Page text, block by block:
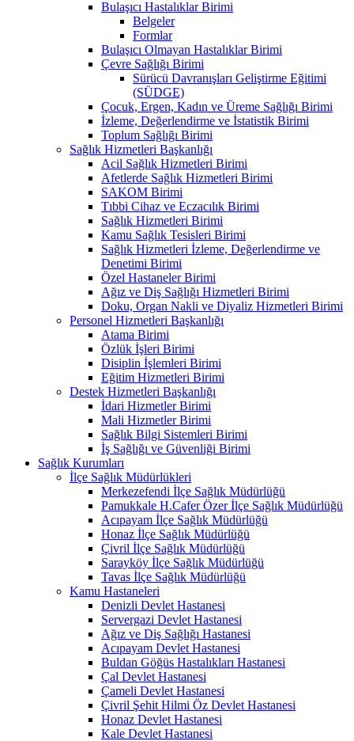
Bulaşıcı Hastalıklar Birimi
Belgeler
Formlar
Bulaşıcı Olmayan Hastalıklar Birimi
Çevre Sağlığı Birimi
Sürücü Davranışları Geliştirme Eğitimi
(SÜDGE)
Çocuk, Ergen, Kadın ve Üreme Sağlığı Birimi
İzleme, Değerlendirme ve İstatistik Birimi
Toplum Sağlığı Birimi
Sağlık Hizmetleri Başkanlığı
Acil Sağlık Hizmetleri Birimi
Afetlerde Sağlık Hizmetleri Birimi
SAKOM Birimi
Tıbbi Cihaz ve Eczacılık Birimi
Sağlık Hizmetleri Birimi
Kamu Sağlık Tesisleri Birimi
Sağlık Hizmetleri İzleme, Değerlendirme ve
Denetimi Birimi
Özel Hastaneler Birimi
Ağız ve Diş Sağlığı Hizmetleri Birimi
Doku, Organ Nakli ve Diyaliz Hizmetleri Birimi
Personel Hizmetleri Başkanlığı
Atama Birimi
Özlük İşleri Birimi
Disiplin İşlemleri Birimi
Eğitim Hizmetleri Birimi
Destek Hizmetleri Başkanlığı
İdari Hizmetler Birimi
Mali Hizmetler Birimi
Sağlık Bilgi Sistemleri Birimi
İş Sağlığı ve Güvenliği Birimi
Sağlık Kurumları
İlçe Sağlık Müdürlükleri
Merkezefendi İlçe Sağlık Müdürlüğü
Pamukkale H.Cafer Özer İlçe Sağlık Müdürlüğü
Acıpayam İlçe Sağlık Müdürlüğü
Honaz İlçe Sağlık Müdürlüğü
Çivril İlçe Sağlık Müdürlüğü
Sarayköy İlçe Sağlık Müdürlüğü
Tavas İlçe Sağlık Müdürlüğü
Kamu Hastaneleri
Denizli Devlet Hastanesi
Servergazi Devlet Hastanesi
Ağız ve Diş Sağlığı Hastanesi
Acıpayam Devlet Hastanesi
Buldan Göğüs Hastalıkları Hastanesi
Çal Devlet Hastanesi
Çameli Devlet Hastanesi
Çivril Şehit Hilmi Öz Devlet Hastanesi
Honaz Devlet Hastanesi
Kale Devlet Hastanesi